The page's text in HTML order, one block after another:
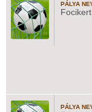
PÁLYA
PÁLYA